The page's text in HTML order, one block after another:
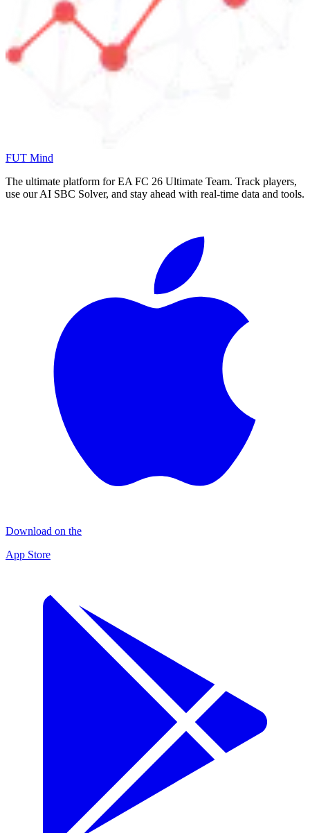
FUT Mind
The ultimate platform for EA FC 26 Ultimate Team. Track players,
use our AI SBC Solver, and stay ahead with real-time data and tools.
Download on the
App Store